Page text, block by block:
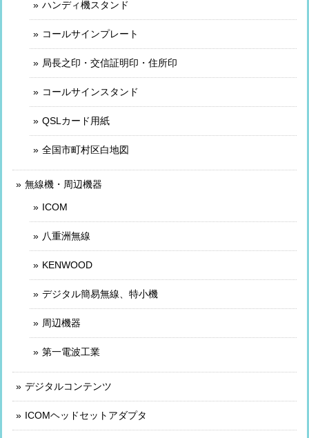
ハンディ機スタンド
コールサインプレート
局長之印・交信証明印・住所印
コールサインスタンド
QSLカード用紙
全国市町村区白地図
無線機・周辺機器
ICOM
八重洲無線
KENWOOD
デジタル簡易無線、特小機
周辺機器
第一電波工業
デジタルコンテンツ
ICOMヘッドセットアダプタ